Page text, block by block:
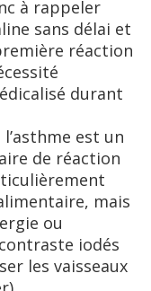
à rappeler
sans délai et
réaction
durant
est un
de réaction
mais
ou
iodés
les vaisseaux